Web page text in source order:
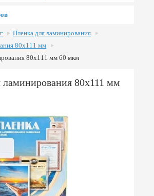
Пленка для ламинирования
80х111 мм
80х111 мм 60 мкм
ламинирования 80х111 мм